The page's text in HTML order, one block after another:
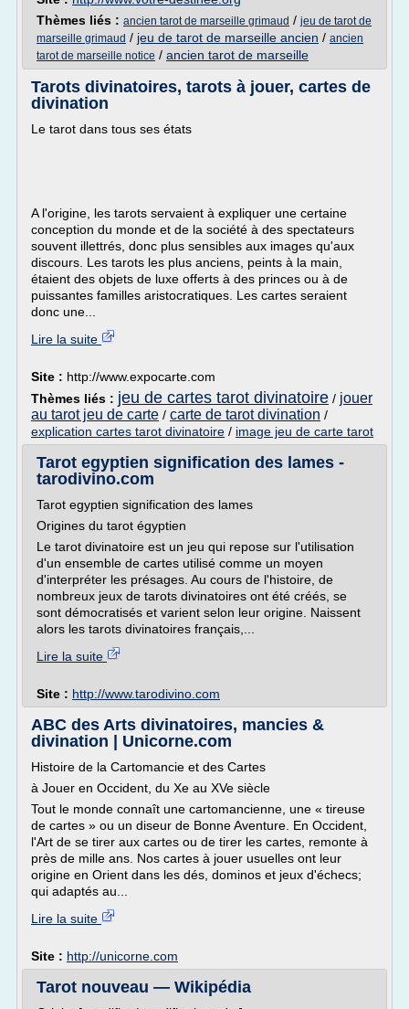
Thèmes liés : ancien tarot de marseille grimaud / jeu de tarot de
marseille grimaud / jeu de tarot de marseille ancien / ancien
tarot de marseille notice / ancien tarot de marseille
Tarots divinatoires, tarots à jouer, cartes de
divination
Le tarot dans tous ses états
A l'origine, les tarots servaient à expliquer une certaine
conception du monde et de la société à des spectateurs
souvent illettrés, donc plus sensibles aux images qu'aux
discours. Les tarots les plus anciens, peints à la main,
étaient des objets de luxe offerts à des princes ou à de
puissantes familles aristocratiques. Les cartes seraient
donc une...
Lire la suite
Site : http://www.expocarte.com
Thèmes liés : jeu de cartes tarot divinatoire / jouer
au tarot jeu de carte / carte de tarot divination /
explication cartes tarot divinatoire / image jeu de carte tarot
Tarot egyptien signification des lames -
tarodivino.com
Tarot egyptien signification des lames
Origines du tarot égyptien
Le tarot divinatoire est un jeu qui repose sur l'utilisation
d'un ensemble de cartes utilisé comme un moyen
d'interpréter les présages. Au cours de l'histoire, de
nombreux jeux de tarots divinatoires ont été créés, se
sont démocratisés et varient selon leur origine. Naissent
alors les tarots divinatoires français,...
Lire la suite
Site : http://www.tarodivino.com
ABC des Arts divinatoires, mancies &
divination | Unicorne.com
Histoire de la Cartomancie et des Cartes
à Jouer en Occident, du Xe au XVe siècle
Tout le monde connaît une cartomancienne, une « tireuse
de cartes » ou un diseur de Bonne Aventure. En Occident,
l'Art de se tirer aux cartes ou de tirer les cartes, remonte à
près de mille ans. Nos cartes à jouer usuelles ont leur
origine en Orient dans les dés, dominos et jeux d'échecs;
qui adaptés au...
Lire la suite
Site : http://unicorne.com
Tarot nouveau — Wikipédia